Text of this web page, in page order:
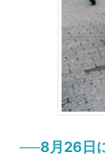
──8月26日